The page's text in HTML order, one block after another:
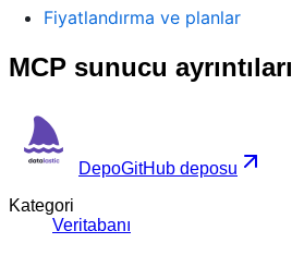
Fiyatlandırma ve planlar
MCP sunucu ayrıntıları
DepoGitHub deposu
Kategori
Veritabanı